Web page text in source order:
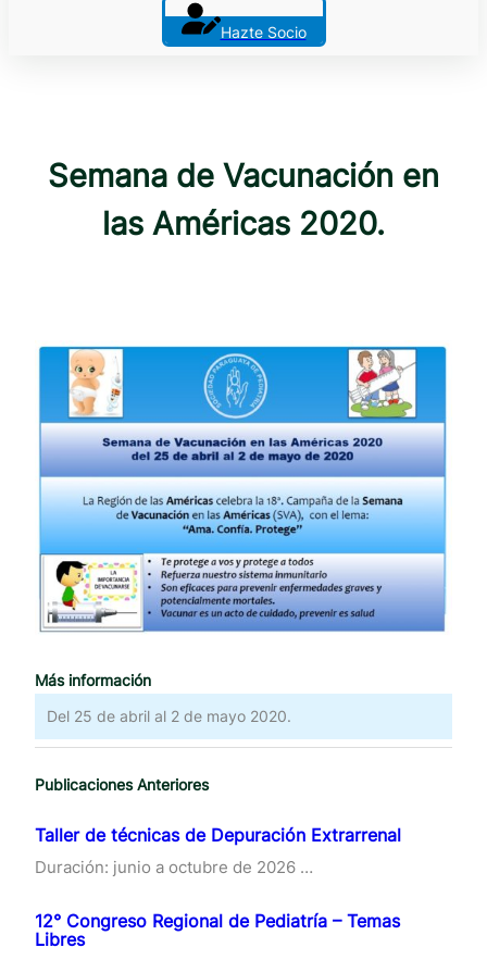
Hazte Socio
Semana de Vacunación en
las Américas 2020.
Más información
Del 25 de abril al 2 de mayo 2020.
Publicaciones Anteriores
Taller de técnicas de Depuración Extrarrenal
Duración: junio a octubre de 2026 …
12° Congreso Regional de Pediatría – Temas
Libres